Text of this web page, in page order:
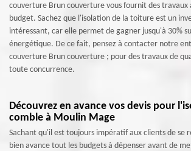
couverture Brun couverture vous fournit des travaux
budget. Sachez que l'isolation de la toiture est un
intéressant, car elle permet de gagner jusqu'à 30%
énergétique. De ce fait, pensez à contacter notre
couverture Brun couverture ; pour des travaux de
toute concurrence.
Découvrez en avance vos devis pour
comble à Moulin Mage
Sachant qu'il est toujours impératif aux clients de se
bien avance tout les budgets à dépenser avant de